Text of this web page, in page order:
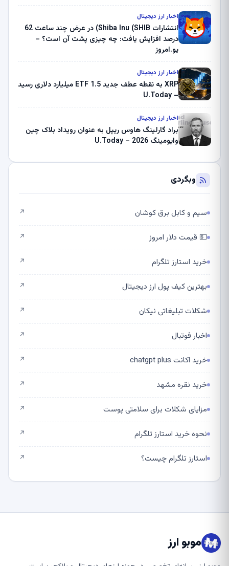
ثبت کرد – گزارش کریپتو صبح – U.Today
اخبار ارز دیجیتال
انتشارات Shiba Inu (SHIB) در عرض چند ساعت 62
درصد افزایش یافت: چه چیزی پشت آن است؟ –
یو.امروز
اخبار ارز دیجیتال
XRP به نقطه عطف جدید ETF 1.5 میلیارد دلاری رسید
– U.Today
اخبار ارز دیجیتال
براد گارلینگ هاوس ریپل به عنوان رویداد بلاک چین
وایومینگ 2026 – U.Today
وبگردی
سیم و کابل برق کوشان ↗
💵 قیمت دلار امروز ↗
خرید استارز تلگرام ↗
بهترین کیف پول ارز دیجیتال ↗
شکلات تبلیغاتی نیکان ↗
اخبار فوتبال ↗
خرید اکانت chatgpt plus ↗
خرید نقره مشهد ↗
مزایای شکلات برای سلامتی پوست ↗
نحوه خرید استارز تلگرام ↗
استارز تلگرام چیست؟ ↗
موبو ارز